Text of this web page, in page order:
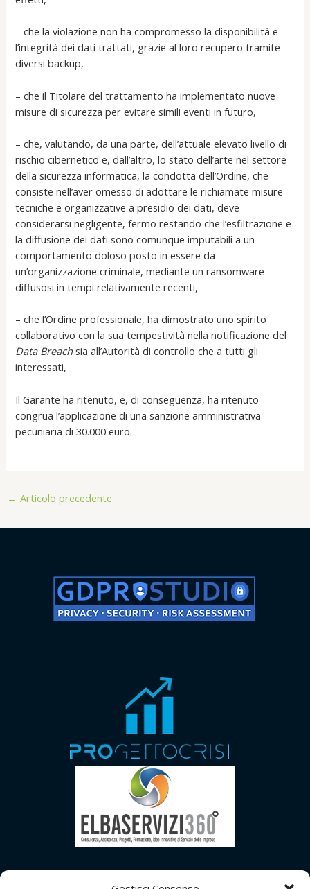
– che la violazione non ha compromesso la disponibilità e
l’integrità dei dati trattati, grazie al loro recupero tramite
diversi backup,
– che il Titolare del trattamento ha implementato nuove
misure di sicurezza per evitare simili eventi in futuro,
– che, valutando, da una parte, dell’attuale elevato livello di
rischio cibernetico e, dall’altro, lo stato dell’arte nel settore
della sicurezza informatica, la condotta dell’Ordine, che
consiste nell’aver omesso di adottare le richiamate misure
tecniche e organizzative a presidio dei dati, deve
considerarsi negligente, fermo restando che l’esfiltrazione e
la diffusione dei dati sono comunque imputabili a un
comportamento doloso posto in essere da
un’organizzazione criminale, mediante un ransomware
diffusosi in tempi relativamente recenti,
– che l’Ordine professionale, ha dimostrato uno spirito
collaborativo con la sua tempestività nella notificazione del
Data Breach sia all’Autorità di controllo che a tutti gli
interessati,
Il Garante ha ritenuto, e, di conseguenza, ha ritenuto
congrua l’applicazione di una sanzione amministrativa
pecuniaria di 30.000 euro.
← Articolo precedente